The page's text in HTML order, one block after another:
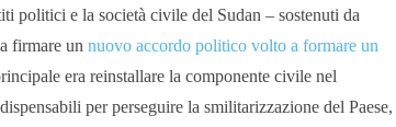
politici e la società civile del Sudan – sostenuti da
firmare un nuovo accordo politico volto a formare un
era reinstallare la componente civile nel
per perseguire la smilitarizzazione del Paese,